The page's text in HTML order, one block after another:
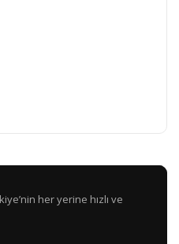
her yerine hızlı ve